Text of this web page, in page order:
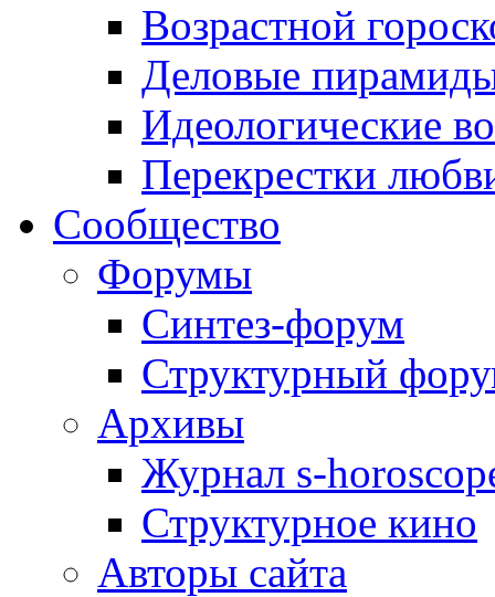
Возрастной
Деловые
Идеологические
Перекрестки
Сообщество
Форумы
Синтез-форум
Структурный
Архивы
Журнал s-
Структурное кино
Авторы сайта